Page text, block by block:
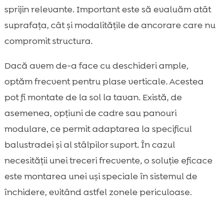
sprijin relevante. Important este să evaluăm atât
suprafața, cât și modalitățile de ancorare care nu
compromit structura.
Dacă avem de-a face cu deschideri ample,
optăm frecvent pentru plase verticale. Acestea
pot fi montate de la sol la tavan. Există, de
asemenea, opțiuni de cadre sau panouri
modulare, ce permit adaptarea la specificul
balustradei și al stâlpilor suport. În cazul
necesității unei treceri frecvente, o soluție eficace
este montarea unei uși speciale în sistemul de
închidere, evitând astfel zonele periculoase.